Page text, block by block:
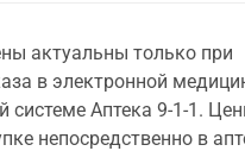
актуальны только при
в электронной
системе Аптека 9-1-1.
непосредственно в